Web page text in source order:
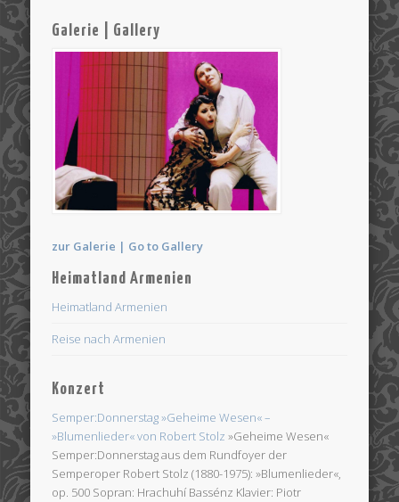
Galerie | Gallery
zur Galerie | Go to Gallery
Heimatland Armenien
Heimatland Armenien
Reise nach Armenien
Konzert
Semper:Donnerstag »Geheime Wesen« –
»Blumenlieder« von Robert Stolz »Geheime Wesen«
Semper:Donnerstag aus dem Rundfoyer der
Semperoper Robert Stolz (1880-1975): »Blumenlieder«,
op. 500 Sopran: Hrachuhí Bassénz Klavier: Piotr